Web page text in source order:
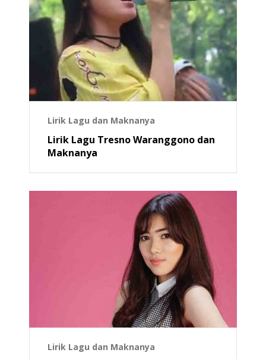
Lirik Lagu dan Maknanya
Lirik Lagu Tresno Waranggono dan
Maknanya
Lirik Lagu dan Maknanya